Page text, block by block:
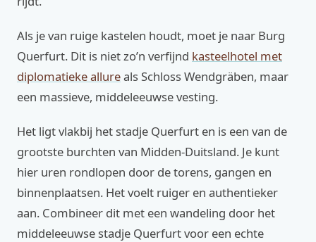
Als je van ruige kastelen houdt, moet je naar Burg
Querfurt. Dit is niet zo’n verfijnd kasteelhotel met
diplomatieke allureals Schloss Wendgräben, maar
een massieve, middeleeuwse vesting.
Het ligt vlakbij het stadje Querfurt en is een van de
grootste burchten van Midden-Duitsland. Je kunt
hier uren rondlopen door de torens, gangen en
binnenplaatsen. Het voelt ruiger en authentieker
aan. Combineer dit met een wandeling door het
middeleeuwse stadje Querfurt voor een echte